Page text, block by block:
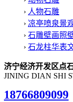
› 人物石雕
› 凉亭喷泉景
› 石雕壁画照
› 石龙柱华表
济宁经济开发区点
JINING DIAN SHI
18766809099